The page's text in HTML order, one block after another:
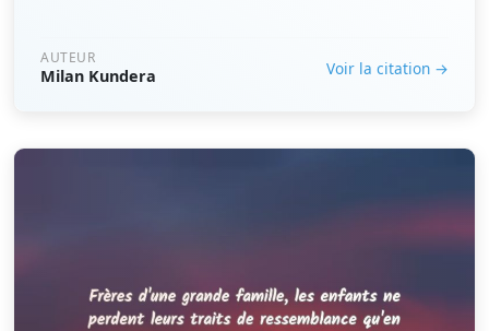
AUTEUR
Milan Kundera Voir la citation →